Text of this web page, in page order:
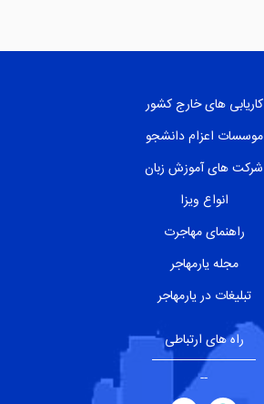
کاریابی های خارج کشور
موسسات اعزام دانشجو
شرکت های آموزش زبان
انواع ویزا
راهنمای مهاجرت
مجله یارمهاجر
تبلیغات در یارمهاجر
راه های ارتباطی
--